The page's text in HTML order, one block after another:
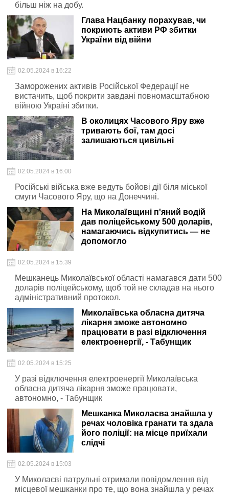
більш ніж на добу.
Глава Нацбанку порахував, чи
покриють активи РФ збитки
України від війни
02.05.2024 в 16:22
Заморожених активів Російської Федерації не
вистачить, щоб покрити завдані повномасштабною
війною Україні збитки.
В околицях Часового Яру вже
тривають бої, там досі
залишаються цивільні
02.05.2024 в 16:00
Російські війська вже ведуть бойові дії біля міської
смуги Часового Яру, що на Донеччині.
На Миколаївщині п'яний водій
дав поліцейському 500 доларів,
намагаючись відкупитись — не
допомогло
02.05.2024 в 15:39
Мешканець Миколаївської області намагався дати 500
доларів поліцейському, щоб той не складав на нього
адміністративний протокол.
Миколаївська обласна дитяча
лікарня зможе автономно
працювати в разі відключення
електроенергії, - Табунщик
02.05.2024 в 15:25
У разі відключення електроенергії Миколаївська
обласна дитяча лікарня зможе працювати,
автономно, - Табунщик
Мешканка Миколаєва знайшла у
речах чоловіка гранати та здала
його поліції: на місце приїхали
слідчі
02.05.2024 в 15:03
У Миколаєві патрульні отримали повідомлення від
місцевої мешканки про те, що вона знайшла у речах